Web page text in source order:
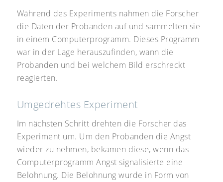
Während des Experiments nahmen die Forscher
die Daten der Probanden auf und sammelten sie
in einem Computerprogramm. Dieses Programm
war in der Lage herauszufinden, wann die
Probanden und bei welchem Bild erschreckt
reagierten.
Umgedrehtes Experiment
Im nächsten Schritt drehten die Forscher das
Experiment um. Um den Probanden die Angst
wieder zu nehmen, bekamen diese, wenn das
Computerprogramm Angst signalisierte eine
Belohnung. Die Belohnung wurde in Form von